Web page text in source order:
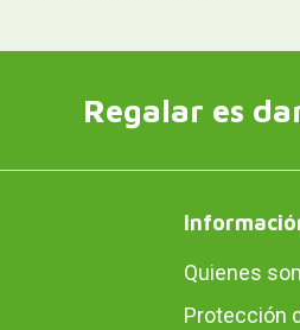
Regalar es
Quienes
Protección